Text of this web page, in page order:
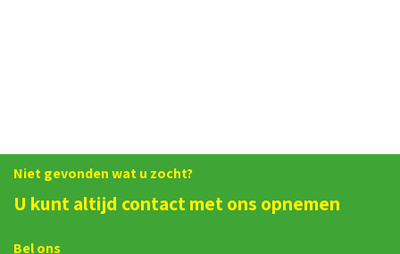
Niet gevonden wat u zocht?
U kunt altijd contact met ons opnemen
Bel ons